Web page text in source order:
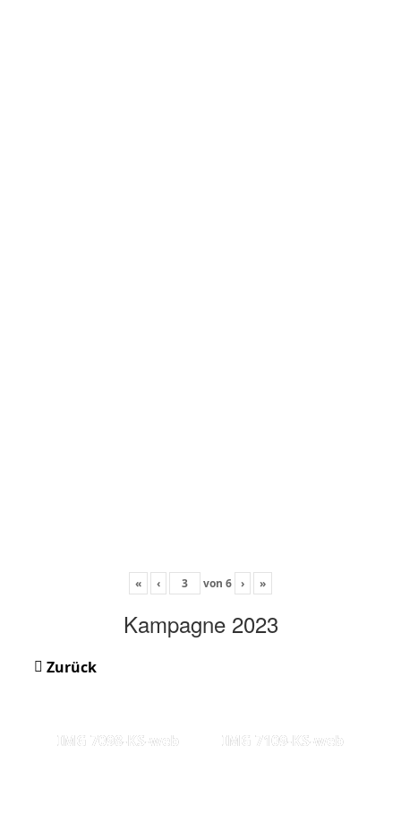
« ‹ von 6 › »
Kampagne 2023
Zurück
IMG 7098-KS-web IMG 7109-KS-web